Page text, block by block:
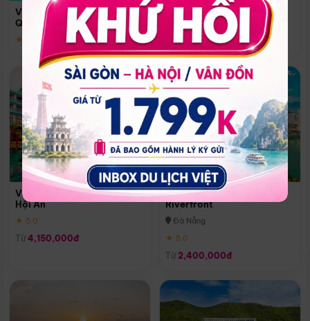
Vinpearl Resort & Spa Phu
Quoc
★ 5.0
Quoc
Phú Quốc
★ 5.0
Vinpearl Resort & Golf Nam
Hội An
★ 5.0
Từ 4,150,000đ
Melia Vinpearl Danang
Riverfront
Đà Nẵng
★ 5.0
Từ 2,400,000đ